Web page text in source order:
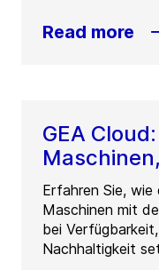
Read more
GEA
Erfahren Sie,
Maschinen mit
bei
Nachhaltigkeit